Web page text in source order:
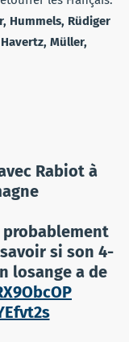
Hummels, Rüdiger
Müller,
Rabiot à
probablement
si son 4-
losange a de